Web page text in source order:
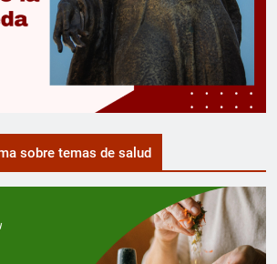
sobre temas de salud